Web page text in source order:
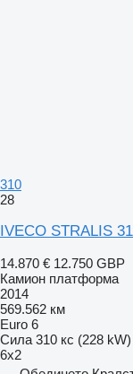
310
28
IVECO STRALIS
14.870 € 12.750 GBP
Камион платформа
2014
569.562 км
Euro 6
Сила 310 кс (228 kW)
6x2